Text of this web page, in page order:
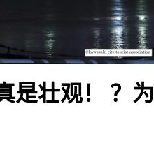
是壮观！ ？为